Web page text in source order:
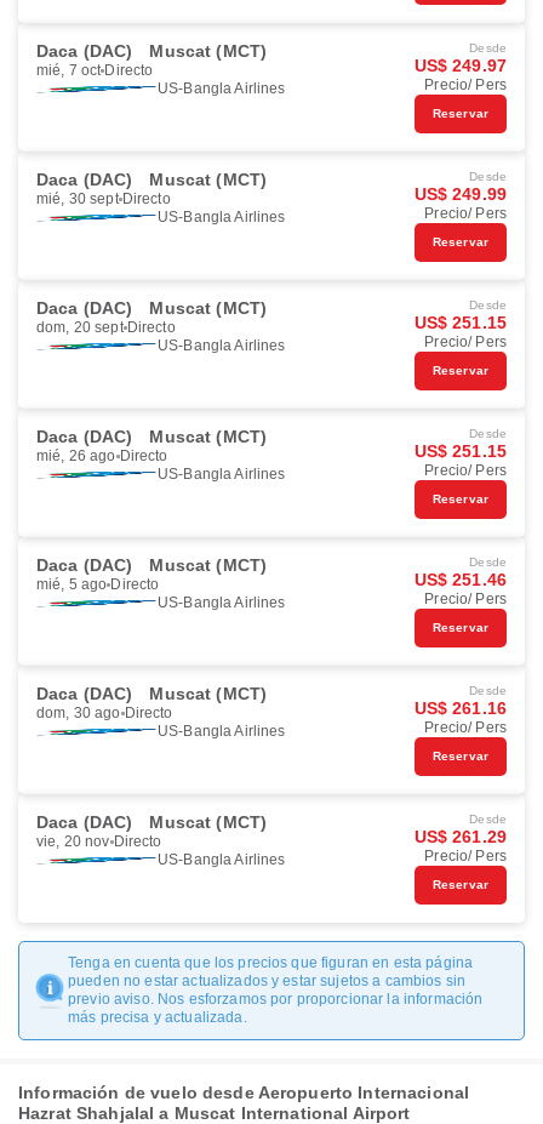
Daca (DAC) Muscat (MCT)
mié, 7 oct Directo
US-Bangla Airlines
Desde
US$ 249.97
Precio/ Pers
Reservar
Daca (DAC) Muscat (MCT)
mié, 30 sept Directo
US-Bangla Airlines
Desde
US$ 249.99
Precio/ Pers
Reservar
Daca (DAC) Muscat (MCT)
dom, 20 sept Directo
US-Bangla Airlines
Desde
US$ 251.15
Precio/ Pers
Reservar
Daca (DAC) Muscat (MCT)
mié, 26 ago Directo
US-Bangla Airlines
Desde
US$ 251.15
Precio/ Pers
Reservar
Daca (DAC) Muscat (MCT)
mié, 5 ago Directo
US-Bangla Airlines
Desde
US$ 251.46
Precio/ Pers
Reservar
Daca (DAC) Muscat (MCT)
dom, 30 ago Directo
US-Bangla Airlines
Desde
US$ 261.16
Precio/ Pers
Reservar
Daca (DAC) Muscat (MCT)
vie, 20 nov Directo
US-Bangla Airlines
Desde
US$ 261.29
Precio/ Pers
Reservar
Tenga en cuenta que los precios que figuran en esta página
pueden no estar actualizados y estar sujetos a cambios sin
previo aviso. Nos esforzamos por proporcionar la información
más precisa y actualizada.
Información de vuelo desde Aeropuerto Internacional
Hazrat Shahjalal a Muscat International Airport